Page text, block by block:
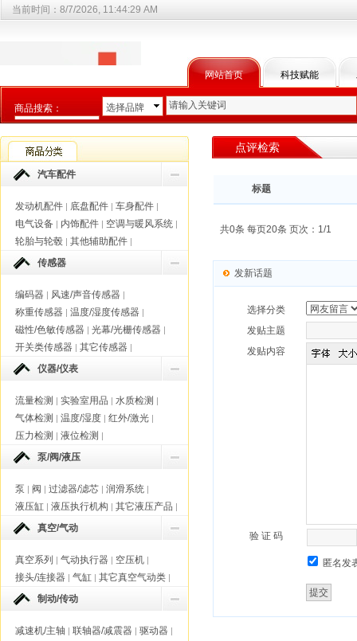
网站首页 科技赋能
当前时间： 8/7/2026, 11:44:29 AM
商品搜索：
选择商品分类
选择品牌
汽车配件
发动机配件 | 底盘配件 | 车身配件 |
电气设备 | 内饰配件 | 空调与暖风系统 |
轮胎与轮毂 | 其他辅助配件 |
传感器
编码器 | 风速/声音传感器 |
称重传感器 | 温度/湿度传感器 |
磁性/色敏传感器 | 光幕/光栅传感器 |
开关类传感器 | 其它传感器 |
仪器/仪表
流量检测 | 实验室用品 | 水质检测 |
气体检测 | 温度/湿度 | 红外/激光 |
压力检测 | 液位检测 |
泵/阀/液压
泵 | 阀 | 过滤器/滤芯 | 润滑系统 |
液压缸 | 液压执行机构 | 其它液压产品 |
真空/气动
真空系列 | 气动执行器 | 空压机 |
接头/连接器 | 气缸 | 其它真空气动类 |
制动/传动
减速机/主轴 | 联轴器/减震器 | 驱动器 |
点评检索
标题
共0条 每页20条 页次：1/1
发新话题
选择分类
发贴主题
发贴内容
验 证 码
匿名发